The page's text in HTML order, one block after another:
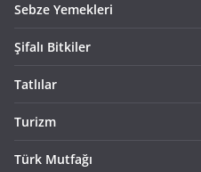
Sebze Yemekleri
Şifalı Bitkiler
Tatlılar
Turizm
Türk Mutfağı